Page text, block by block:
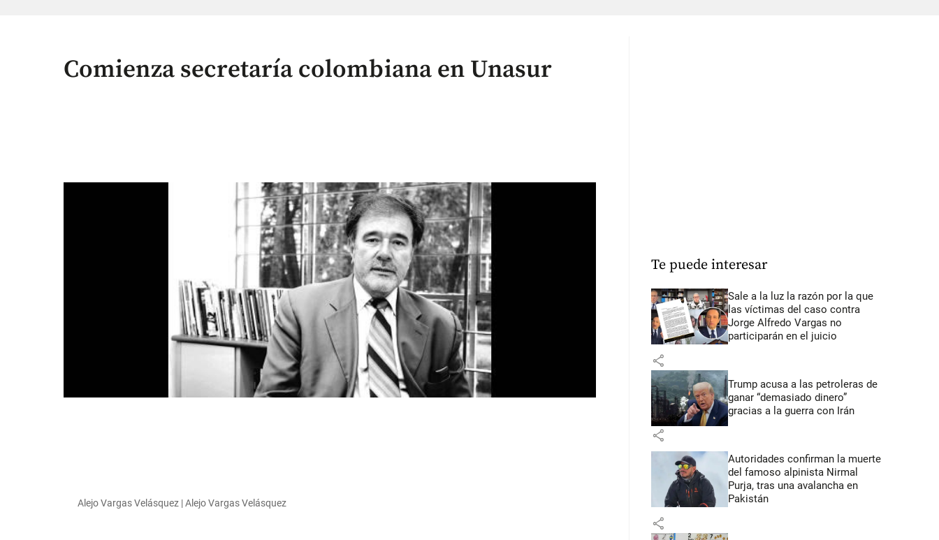
Comienza secretaría colombiana en Unasur
Alejo Vargas Velásquez | Alejo Vargas Velásquez
Te puede interesar
Sale a la luz la razón por la que
las víctimas del caso contra
Jorge Alfredo Vargas no
participarán en el juicio
share
Trump acusa a las petroleras de
ganar “demasiado dinero”
gracias a la guerra con Irán
share
Autoridades confirman la muerte
del famoso alpinista Nirmal
Purja, tras una avalancha en
Pakistán
share